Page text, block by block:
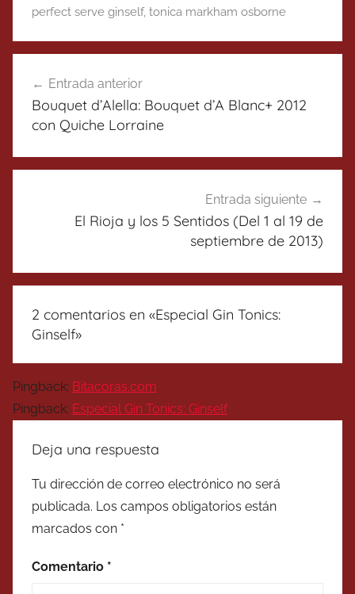
perfect serve ginself, tonica markham osborne
de
entradas
Entrada anterior
Bouquet d’Alella: Bouquet d’A Blanc+ 2012
con Quiche Lorraine
Entrada siguiente
El Rioja y los 5 Sentidos (Del 1 al 19 de
septiembre de 2013)
2 comentarios en «Especial Gin Tonics:
Ginself»
Pingback: Bitacoras.com
Pingback: Especial Gin Tonics: Ginself
Deja una respuesta
Tu dirección de correo electrónico no será
publicada. Los campos obligatorios están
marcados con *
Comentario *